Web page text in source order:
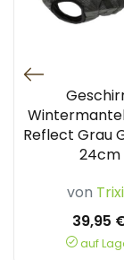
Reflect Grau
24cm
von
39,95
auf